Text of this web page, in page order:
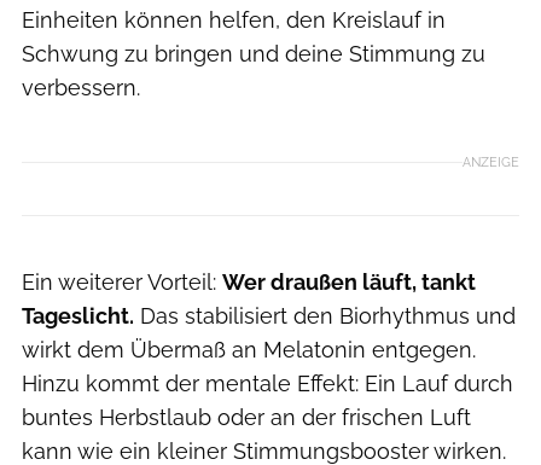
Einheiten können helfen, den Kreislauf in
Schwung zu bringen und deine Stimmung zu
verbessern.
ANZEIGE
Ein weiterer Vorteil: Wer draußen läuft, tankt
Tageslicht. Das stabilisiert den Biorhythmus und
wirkt dem Übermaß an Melatonin entgegen.
Hinzu kommt der mentale Effekt: Ein Lauf durch
buntes Herbstlaub oder an der frischen Luft
kann wie ein kleiner Stimmungsbooster wirken.